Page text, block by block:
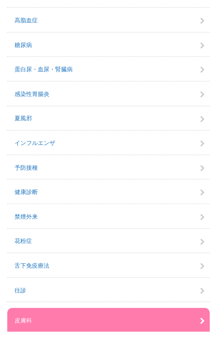
高脂血症
糖尿病
蛋白尿・血尿・腎臓病
感染性胃腸炎
夏風邪
インフルエンザ
予防接種
健康診断
禁煙外来
花粉症
舌下免疫療法
往診
皮膚科